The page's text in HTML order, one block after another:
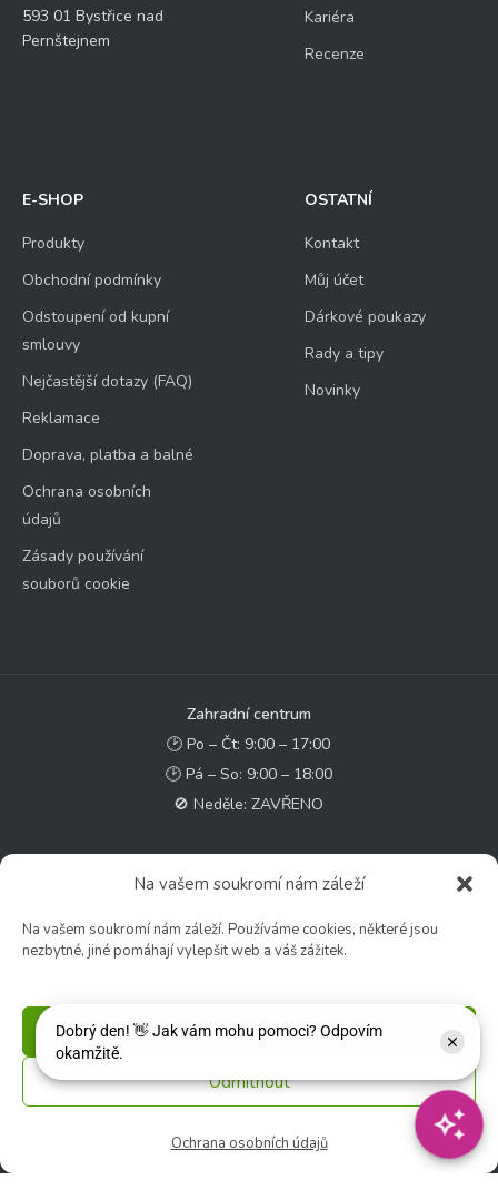
Na vašem soukromí nám záleží
Na vašem soukromí nám záleží. Používáme cookies, některé jsou
nezbytné, jiné pomáhají vylepšit web a váš zážitek.
Příjmout
Odmítnout
Ochrana osobních údajů
593 01 Bystřice nad
Pernštejnem
Kariéra
Recenze
E-SHOP
Produkty
Obchodní podmínky
Odstoupení od kupní
smlouvy
Nejčastější dotazy (FAQ)
Reklamace
Doprava, platba a balné
Ochrana osobních
údajů
Zásady používání
souborů cookie
OSTATNÍ
Kontakt
Můj účet
Dárkové poukazy
Rady a tipy
Novinky
Zahradní centrum
🕑 Po – Čt: 9:00 – 17:00
🕑 Pá – So: 9:00 – 18:00
🚫 Neděle: ZAVŘENO
🕑 Ut – Pá: 9:00 - 12:00 │ 13:00 - 17:00
🕑 So: 9:00 – 15:00
🚫 Ne - Po: ZAVŘENO
✉️ e-shop@zcstrakovo.cz
Sledujte nás: